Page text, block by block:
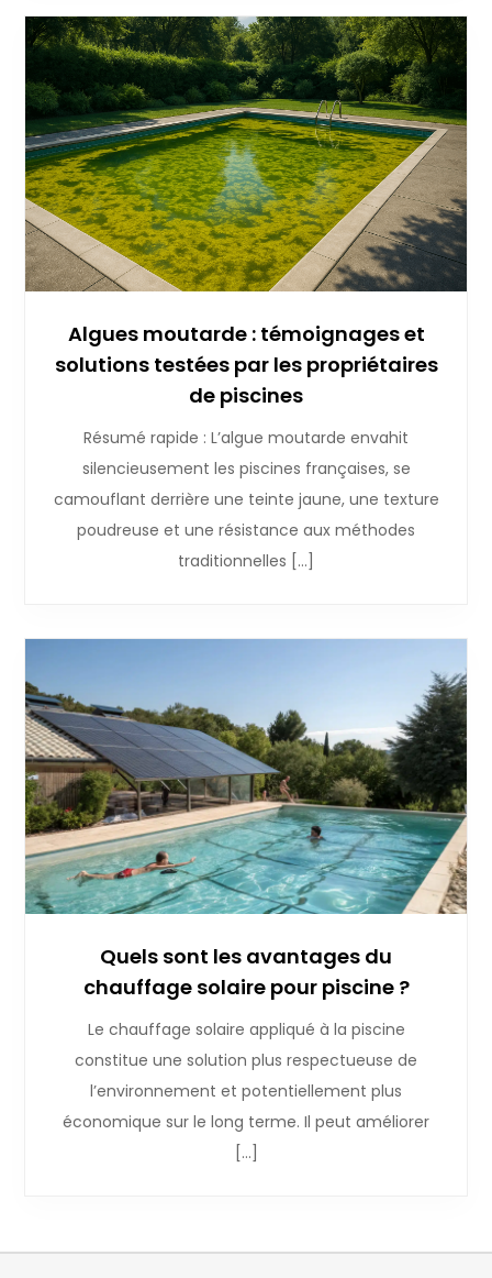
Algues moutarde : témoignages et
solutions testées par les propriétaires
de piscines
Résumé rapide : L’algue moutarde envahit
silencieusement les piscines françaises, se
camouflant derrière une teinte jaune, une texture
poudreuse et une résistance aux méthodes
traditionnelles […]
Quels sont les avantages du
chauffage solaire pour piscine ?
Le chauffage solaire appliqué à la piscine
constitue une solution plus respectueuse de
l’environnement et potentiellement plus
économique sur le long terme. Il peut améliorer
[…]